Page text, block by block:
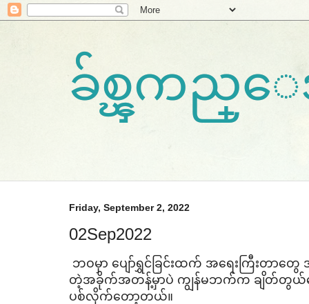
ခ်စ္ၾကည္ေ
Friday, September 2, 2022
02Sep2022
ဘဝမှာ ​ပျော်ရွှင်ခြင်းထက် အ​ရေးကြီးတာ​တွေ
တဲ့အခိုက်အတန့်မှာပဲ ကျွန်မဘက်က ချိတ်တွယ်​နှ
ပစ်လိုက်​တော့တယ်။